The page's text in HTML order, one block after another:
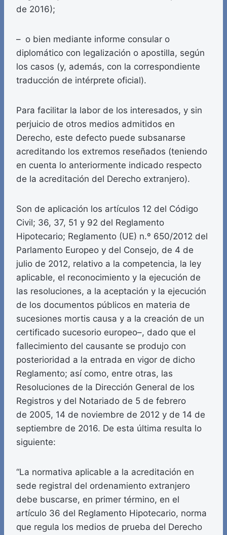
de 2016);
– o bien mediante informe consular o
diplomático con legalización o apostilla, según
los casos (y, además, con la correspondiente
traducción de intérprete oficial).
Para facilitar la labor de los interesados, y sin
perjuicio de otros medios admitidos en
Derecho, este defecto puede subsanarse
acreditando los extremos reseñados (teniendo
en cuenta lo anteriormente indicado respecto
de la acreditación del Derecho extranjero).
Son de aplicación los artículos 12 del Código
Civil; 36, 37, 51 y 92 del Reglamento
Hipotecario; Reglamento (UE) n.º 650/2012 del
Parlamento Europeo y del Consejo, de 4 de
julio de 2012, relativo a la competencia, la ley
aplicable, el reconocimiento y la ejecución de
las resoluciones, a la aceptación y la ejecución
de los documentos públicos en materia de
sucesiones mortis causa y a la creación de un
certificado sucesorio europeo–, dado que el
fallecimiento del causante se produjo con
posterioridad a la entrada en vigor de dicho
Reglamento; así como, entre otras, las
Resoluciones de la Dirección General de los
Registros y del Notariado de 5 de febrero
de 2005, 14 de noviembre de 2012 y de 14 de
septiembre de 2016. De esta última resulta lo
siguiente:
“La normativa aplicable a la acreditación en
sede registral del ordenamiento extranjero
debe buscarse, en primer término, en el
artículo 36 del Reglamento Hipotecario, norma
que regula los medios de prueba del Derecho